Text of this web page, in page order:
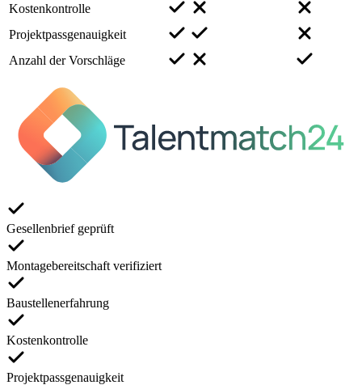
Kostenkontrolle
Projektpassgenauigkeit
Anzahl der Vorschläge
Gesellenbrief geprüft
Montagebereitschaft verifiziert
Baustellenerfahrung
Kostenkontrolle
Projektpassgenauigkeit